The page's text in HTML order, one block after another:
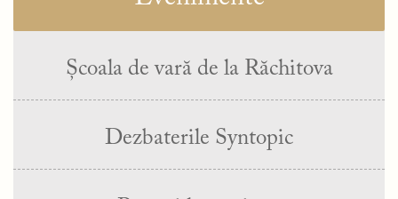
Școala de vară de la Răchitova
Dezbaterile Syntopic